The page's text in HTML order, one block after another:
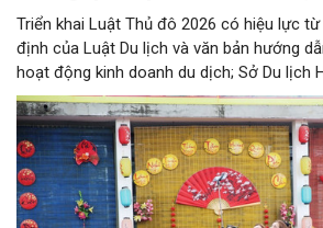
Triển khai Luật Thủ đô 2026 có hiệu lực
định của Luật Du lịch và văn bản hướng
hoạt động kinh doanh du dịch; Sở Du lịch
chức, đơn vị, doanh nghiệp kinh doanh
bàn thành phố thực hiện một số nội dung
góp phần thực hiện thắng lợi các mục tiêu
Nội năm 2026 và giai đoạn tiếp theo.